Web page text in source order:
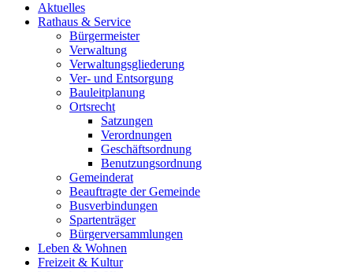
Aktuelles
Rathaus & Service
Bürgermeister
Verwaltung
Verwaltungsgliederung
Ver- und Entsorgung
Bauleitplanung
Ortsrecht
Satzungen
Verordnungen
Geschäftsordnung
Benutzungsordnung
Gemeinderat
Beauftragte der Gemeinde
Busverbindungen
Spartenträger
Bürgerversammlungen
Leben & Wohnen
Freizeit & Kultur